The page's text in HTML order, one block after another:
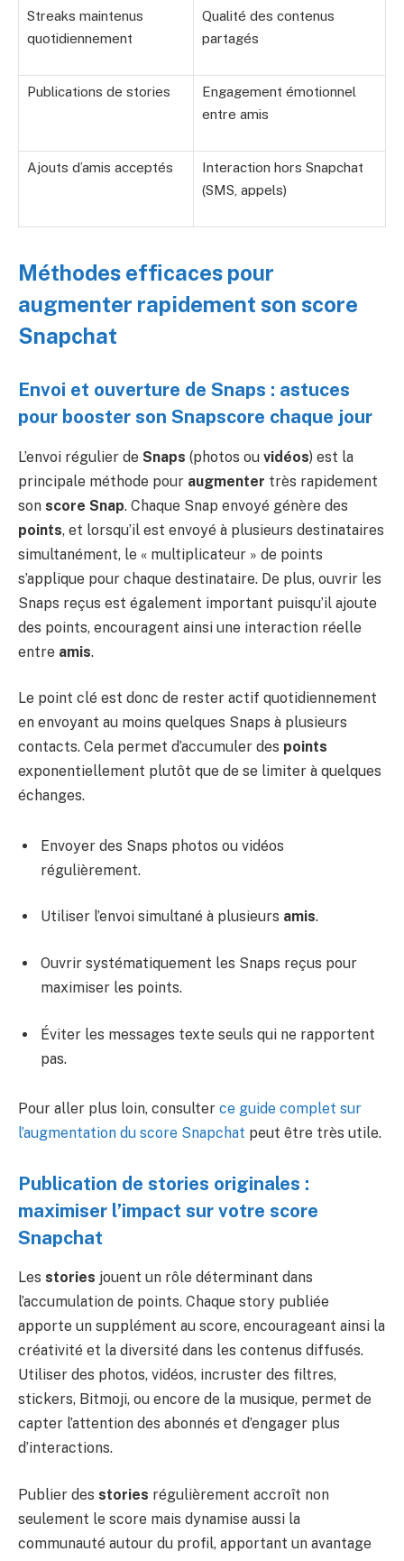
Streaks maintenus
quotidiennement
Qualité des contenus
partagés
Publications de stories
Engagement émotionnel
entre amis
Ajouts d’amis acceptés
Interaction hors Snapchat
(SMS, appels)
Méthodes efficaces pour
augmenter rapidement son score
Snapchat
Envoi et ouverture de Snaps : astuces
pour booster son Snapscore chaque jour
L’envoi régulier de Snaps (photos ou vidéos) est la
principale méthode pour augmenter très rapidement
son score Snap. Chaque Snap envoyé génère des
points, et lorsqu’il est envoyé à plusieurs destinataires
simultanément, le « multiplicateur » de points
s’applique pour chaque destinataire. De plus, ouvrir les
Snaps reçus est également important puisqu’il ajoute
des points, encouragent ainsi une interaction réelle
entre amis.
Le point clé est donc de rester actif quotidiennement
en envoyant au moins quelques Snaps à plusieurs
contacts. Cela permet d’accumuler des points
exponentiellement plutôt que de se limiter à quelques
échanges.
Envoyer des Snaps photos ou vidéos
régulièrement.
Utiliser l’envoi simultané à plusieurs amis.
Ouvrir systématiquement les Snaps reçus pour
maximiser les points.
Éviter les messages texte seuls qui ne rapportent
pas.
Pour aller plus loin, consulter ce guide complet sur
l’augmentation du score Snapchat peut être très utile.
Publication de stories originales :
maximiser l’impact sur votre score
Snapchat
Les stories jouent un rôle déterminant dans
l’accumulation de points. Chaque story publiée
apporte un supplément au score, encourageant ainsi la
créativité et la diversité dans les contenus diffusés.
Utiliser des photos, vidéos, incruster des filtres,
stickers, Bitmoji, ou encore de la musique, permet de
capter l’attention des abonnés et d’engager plus
d’interactions.
Publier des stories régulièrement accroît non
seulement le score mais dynamise aussi la
communauté autour du profil, apportant un avantage